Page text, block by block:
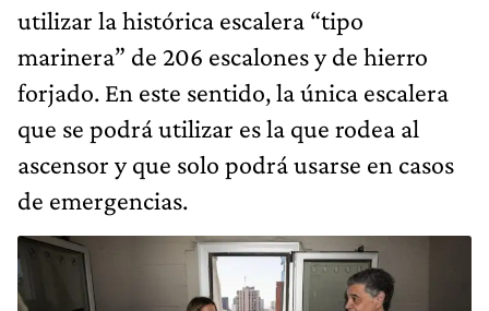
utilizar la histórica escalera “tipo
marinera” de 206 escalones y de hierro
forjado. En este sentido, la única escalera
que se podrá utilizar es la que rodea al
ascensor y que solo podrá usarse en casos
de emergencias.